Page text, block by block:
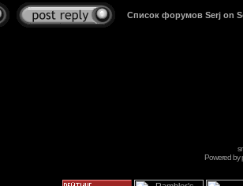
Список форумов Serj on
Powered by